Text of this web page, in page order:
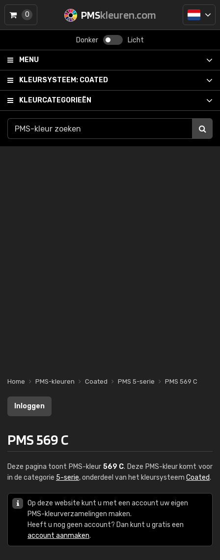
PMSkleuren.com
Donker Licht
MENU
KLEURSYSTEEM: COATED
KLEURCATEGORIEËN
0
Home PMS-kleuren Coated PMS 5-serie PMS 569 C
Inloggen
PMS 569 C
Deze pagina toont PMS-kleur 569 C. Deze PMS-kleur komt voor
in de categorie 5-serie, onderdeel van het kleursysteem Coated.
Op deze website kunt u met een account uw eigen
PMS-kleurverzamelingen maken.
Heeft u nog geen account? Dan kunt u gratis een
account aanmaken.